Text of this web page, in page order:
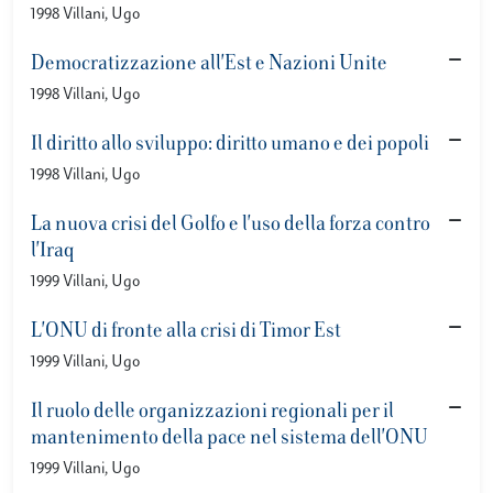
1998 Villani, Ugo
Democratizzazione all'Est e Nazioni Unite
1998 Villani, Ugo
Il diritto allo sviluppo: diritto umano e dei popoli
1998 Villani, Ugo
La nuova crisi del Golfo e l'uso della forza contro
l'Iraq
1999 Villani, Ugo
L'ONU di fronte alla crisi di Timor Est
1999 Villani, Ugo
Il ruolo delle organizzazioni regionali per il
mantenimento della pace nel sistema dell'ONU
1999 Villani, Ugo